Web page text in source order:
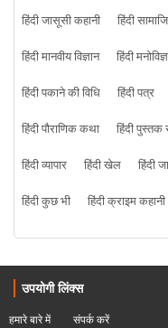
हिंदी जासूसी कहानी
हिंदी
हिंदी मानवीय विज्ञान
हिंदी
हिंदी पकाने की विधि
हिंदी पत्र
हिंदी पौराणिक कथा
हिंदी पुस्तक
हिंदी व्यापार
हिंदी खेल हिंदी
हिंदी कुछ भी
हिंदी क्राइम कहानी
उपयोगी लिंक्स
हमारे बारे में संपर्क करें